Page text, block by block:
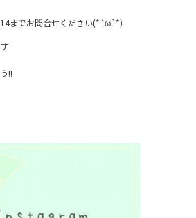
までお問合せください(*´ω`*)
!!